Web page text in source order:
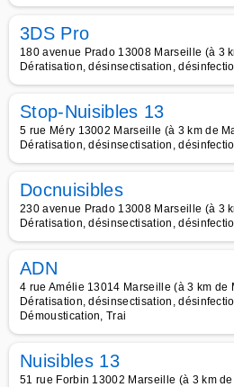
3DS Pro
180 avenue Prado 13008 Marseille (à 3
Dératisation, désinsectisation,
Stop-Nuisibles 13
5 rue Méry 13002 Marseille (à 3 km de
Dératisation, désinsectisation,
Docnuisibles
230 avenue Prado 13008 Marseille (à 3
Dératisation, désinsectisation,
ADN
4 rue Amélie 13014 Marseille (à 3 km de
Dératisation, désinsectisation,
Démoustication, Trai
Nuisibles 13
51 rue Forbin 13002 Marseille (à 3 km